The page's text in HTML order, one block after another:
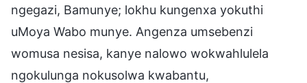
ngegazi, Bamunye; lokhu kungenxa yokuthi
uMoya Wabo munye. Angenza umsebenzi
womusa nesisa, kanye nalowo wokwahlulela
ngokulunga nokusolwa kwabantu,